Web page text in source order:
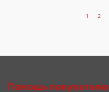
2
Помощь покупателю